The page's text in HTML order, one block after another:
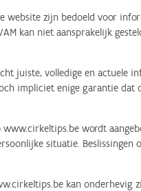
website zijn bedoeld voor
kan niet aansprakelijk
juiste, volledige en actuele
impliciet enige garantie
wordt
situatie.
kan onderhevig